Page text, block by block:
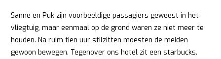
Sanne en Puk zijn voorbeeldige passagiers geweest in het
vliegtuig, maar eenmaal op de grond waren ze niet meer te
houden. Na ruim tien uur stilzitten moesten de meiden
gewoon bewegen. Tegenover ons hotel zit een starbucks.